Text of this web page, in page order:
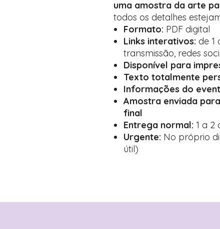
uma amostra da arte
todos os detalhes
Formato: PDF digital
Links interativos: de 1
transmissão, redes
Disponível para
Texto totalmente
Informações do
Amostra enviada
final
Entrega normal: 1 a 2
Urgente: No próprio
útil)